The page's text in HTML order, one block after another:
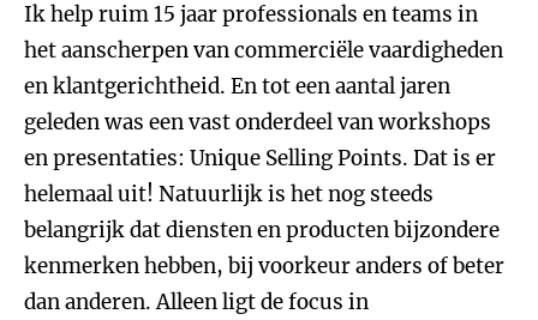
Ik help ruim 15 jaar professionals en teams in
het aanscherpen van commerciële vaardigheden
en klantgerichtheid. En tot een aantal jaren
geleden was een vast onderdeel van workshops
en presentaties: Unique Selling Points. Dat is er
helemaal uit! Natuurlijk is het nog steeds
belangrijk dat diensten en producten bijzondere
kenmerken hebben, bij voorkeur anders of beter
dan anderen. Alleen ligt de focus in